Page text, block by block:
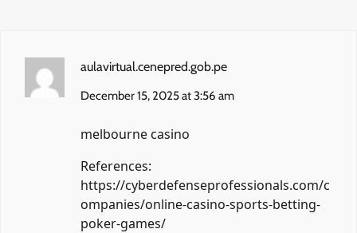
aulavirtual.cenepred.gob.pe
December 15, 2025 at 3:56 am
melbourne casino
References:
https://cyberdefenseprofessionals.com/c
ompanies/online-casino-sports-betting-
poker-games/